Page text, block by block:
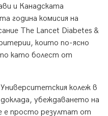
и Канадската
година комисия на
The Lancet Diabetes &
които по-ясно
като болест от
колеж в
убеждаването на
е просто резултат от